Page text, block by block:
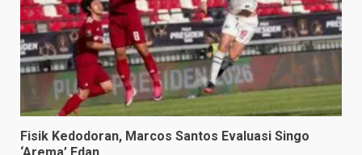
Fisik Kedodoran, Marcos Santos Evaluasi Singo